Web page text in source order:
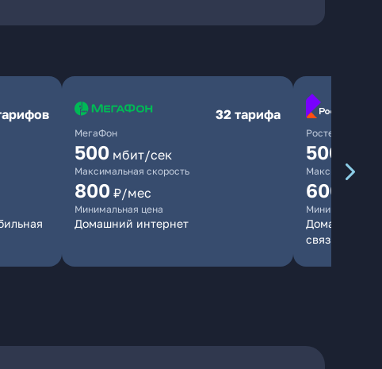
МегаФон
32 тарифа
500 мбит/сек
Максимальная скорость
800 ₽/мес
Минимальная цена
Домашний интернет
Ростелеком
500
Максимальная
600
Минимальная
Домашний
связь